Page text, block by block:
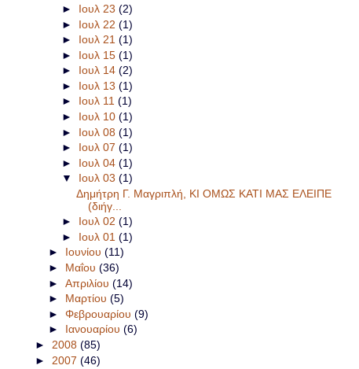
► Ιουλ 23(2)
► Ιουλ 22(1)
► Ιουλ 21(1)
► Ιουλ 15(1)
► Ιουλ 14(2)
► Ιουλ 13(1)
► Ιουλ 11(1)
► Ιουλ 10(1)
► Ιουλ 08(1)
► Ιουλ 07(1)
► Ιουλ 04(1)
▼ Ιουλ 03(1)
Δημήτρη Γ. Μαγριπλή, ΚΙ ΟΜΩΣ ΚΑΤΙ ΜΑΣ ΕΛΕΙΠΕ
(διήγ...
► Ιουλ 02(1)
► Ιουλ 01(1)
► Ιουνίου (11)
► Μαΐου (36)
► Απριλίου (14)
► Μαρτίου (5)
► Φεβρουαρίου (9)
► Ιανουαρίου (6)
► 2008 (85)
► 2007 (46)